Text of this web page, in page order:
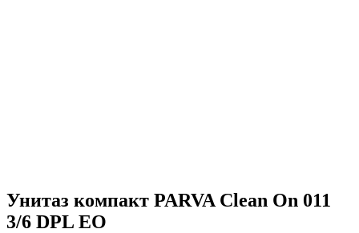
Унитаз компакт PARVA Clean On 011
3/6 DPL EO